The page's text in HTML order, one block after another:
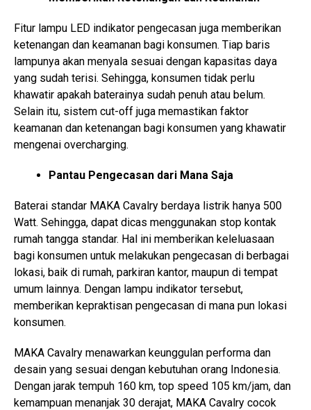
Fitur lampu LED indikator pengecasan juga memberikan
ketenangan dan keamanan bagi konsumen. Tiap baris
lampunya akan menyala sesuai dengan kapasitas daya
yang sudah terisi. Sehingga, konsumen tidak perlu
khawatir apakah baterainya sudah penuh atau belum.
Selain itu, sistem cut-off juga memastikan faktor
keamanan dan ketenangan bagi konsumen yang khawatir
mengenai overcharging.
Pantau Pengecasan dari Mana Saja
Baterai standar MAKA Cavalry berdaya listrik hanya 500
Watt. Sehingga, dapat dicas menggunakan stop kontak
rumah tangga standar. Hal ini memberikan keleluasaan
bagi konsumen untuk melakukan pengecasan di berbagai
lokasi, baik di rumah, parkiran kantor, maupun di tempat
umum lainnya. Dengan lampu indikator tersebut,
memberikan kepraktisan pengecasan di mana pun lokasi
konsumen.
MAKA Cavalry menawarkan keunggulan performa dan
desain yang sesuai dengan kebutuhan orang Indonesia.
Dengan jarak tempuh 160 km, top speed 105 km/jam, dan
kemampuan menanjak 30 derajat, MAKA Cavalry cocok